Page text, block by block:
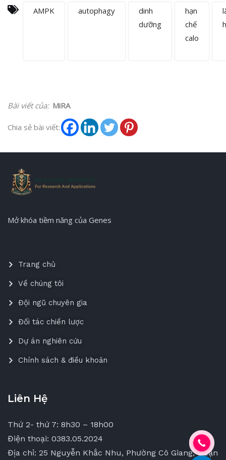
AMPK autophagy
dinh
dưỡng
hạn
chế
calo
Bài viết của: MiRA
Chia sẻ bài viết:
Mở khóa tiềm năng của Genes
Trang chủ
Về chúng tôi
Đội ngũ chuyên gia
Đối tác chiến lược
Dự án nghiên cứu
Chính sách & điều khoản
Liên Hệ
Thứ 2- thứ 7: 8h30 – 18h00
Điện thoại: 0383.05.2024
Địa chỉ: 25 Nguyễn Khắc Nhu, Phường Cô Giang, Quận